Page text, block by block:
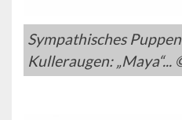
Sympathisches
Kulleraugen: „Maya“...